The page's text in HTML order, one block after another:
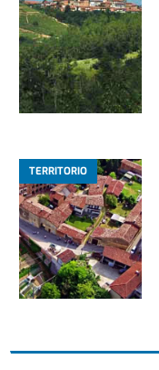
TERRITORIO